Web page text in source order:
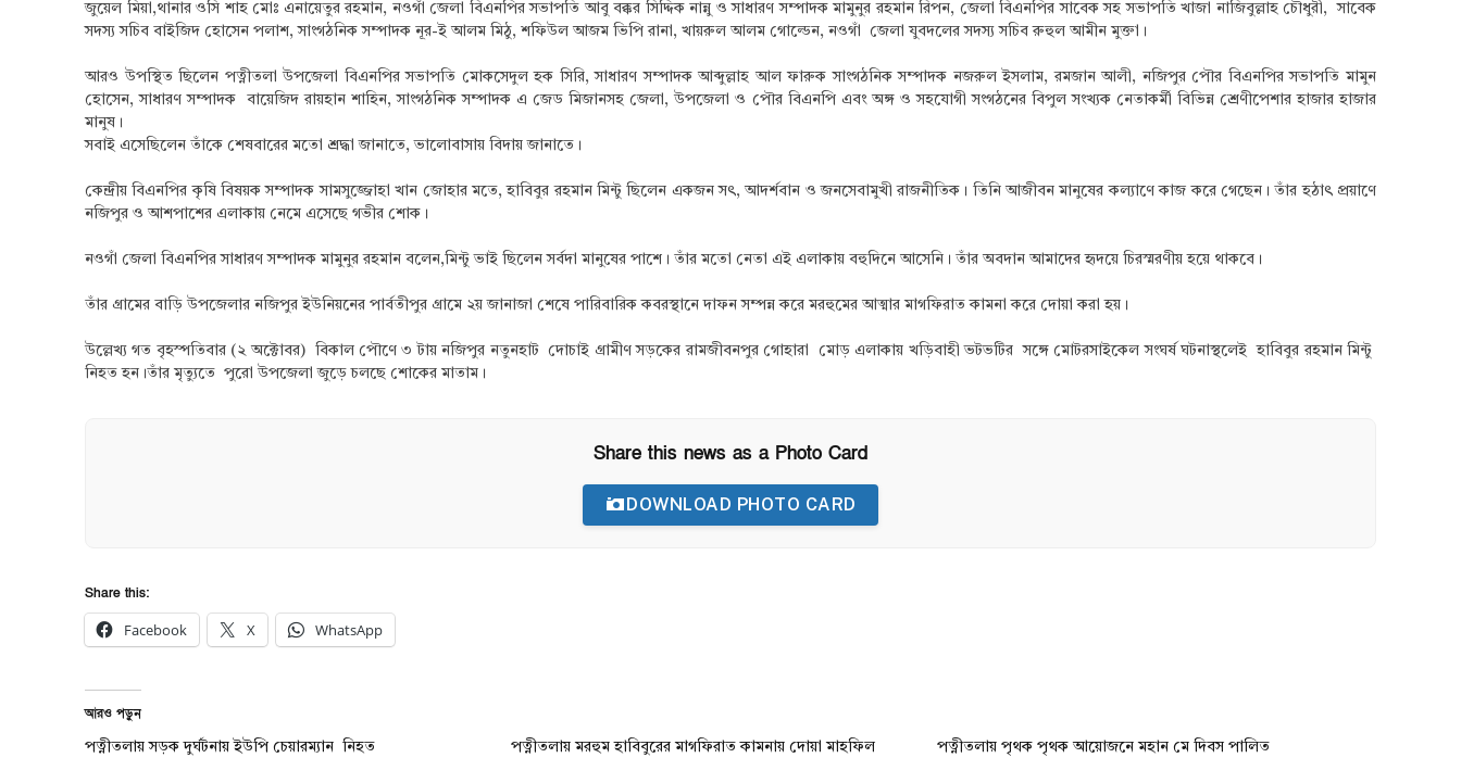
জুয়েল মিয়া,থানার ওসি শাহ মোঃ এনায়েতুর রহমান, নওগাঁ জেলা বিএনপির সভাপতি আবু বক্কর সিদ্দিক নান্নু ও সাধারণ সম্পাদক মামুনুর রহমান রিপন, জেলা বিএনপির সাবেক সহ সভাপতি খাজা নাজিবুল্লাহ চৌধুরী, সাবেক
সদস্য সচিব বাইজিদ হোসেন পলাশ, সাংগঠনিক সম্পাদক নূর-ই আলম মিঠু, শফিউল আজম ভিপি রানা, খায়রুল আলম গোল্ডেন, নওগাঁ জেলা যুবদলের সদস্য সচিব রুহুল আমীন মুক্তা।
আরও উপস্থিত ছিলেন পত্নীতলা উপজেলা বিএনপির সভাপতি মোকসেদুল হক সিরি, সাধারণ সম্পাদক আব্দুল্লাহ আল ফারুক সাংগঠনিক সম্পাদক নজরুল ইসলাম, রমজান আলী, নজিপুর পৌর বিএনপির সভাপতি মামুন
হোসেন, সাধারণ সম্পাদক বায়েজিদ রায়হান শাহিন, সাংগঠনিক সম্পাদক এ জেড মিজানসহ জেলা, উপজেলা ও পৌর বিএনপি এবং অঙ্গ ও সহযোগী সংগঠনের বিপুল সংখ্যক নেতাকর্মী বিভিন্ন শ্রেণীপেশার হাজার হাজার
মানুষ।
সবাই এসেছিলেন তাঁকে শেষবারের মতো শ্রদ্ধা জানাতে, ভালোবাসায় বিদায় জানাতে।
কেন্দ্রীয় বিএনপির কৃষি বিষয়ক সম্পাদক সামসুজ্জোহা খান জোহার মতে, হাবিবুর রহমান মিন্টু ছিলেন একজন সৎ, আদর্শবান ও জনসেবামুখী রাজনীতিক। তিনি আজীবন মানুষের কল্যাণে কাজ করে গেছেন। তাঁর হঠাৎ প্রয়াণে
নজিপুর ও আশপাশের এলাকায় নেমে এসেছে গভীর শোক।
নওগাঁ জেলা বিএনপির সাধারণ সম্পাদক মামুনুর রহমান বলেন,মিন্টু ভাই ছিলেন সর্বদা মানুষের পাশে। তাঁর মতো নেতা এই এলাকায় বহুদিনে আসেনি। তাঁর অবদান আমাদের হৃদয়ে চিরস্মরণীয় হয়ে থাকবে।
তাঁর গ্রামের বাড়ি উপজেলার নজিপুর ইউনিয়নের পার্বতীপুর গ্রামে ২য় জানাজা শেষে পারিবারিক কবরস্থানে দাফন সম্পন্ন করে মরহুমের আত্মার মাগফিরাত কামনা করে দোয়া করা হয়।
উল্লেখ্য গত বৃহস্পতিবার (২ অক্টোবর) বিকাল পৌণে ৩ টায় নজিপুর নতুনহাট দোচাই গ্রামীণ সড়কের রামজীবনপুর গোহারা মোড় এলাকায় খড়িবাহী ভটভটির সঙ্গে মোটরসাইকেল সংঘর্ষ ঘটনাস্থলেই হাবিবুর রহমান মিন্টু
নিহত হন।তাঁর মৃত্যুতে পুরো উপজেলা জুড়ে চলছে শোকের মাতাম।
Share this news as a Photo Card
DOWNLOAD PHOTO CARD
Share this:
Facebook X WhatsApp
আরও পড়ুন
পত্নীতলায় সড়ক দুর্ঘটনায় ইউপি চেয়ারম্যান নিহত পত্নীতলায় মরহুম হাবিবুরের মাগফিরাত কামনায় দোয়া মাহফিল পত্নীতলায় পৃথক পৃথক আয়োজনে মহান মে দিবস পালিত